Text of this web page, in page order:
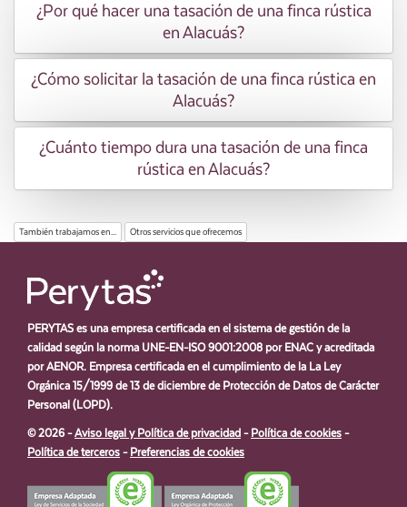
¿Por qué hacer una tasación de una finca rústica
en Alacuás?
¿Cómo solicitar la tasación de una finca rústica en
Alacuás?
¿Cuánto tiempo dura una tasación de una finca
rústica en Alacuás?
También trabajamos en... Otros servicios que ofrecemos
PERYTAS es una empresa certificada en el sistema de gestión de la
calidad según la norma UNE-EN-ISO 9001:2008 por ENAC y acreditada
por AENOR. Empresa certificada en el cumplimiento de la La Ley
Orgánica 15/1999 de 13 de diciembre de Protección de Datos de Carácter
Personal (LOPD).
© 2026 -Aviso legal y Política de privacidad - Política de cookies -
Política de terceros - Preferencias de cookies